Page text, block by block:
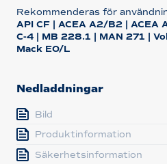
Rekommenderas för
API CF | ACEA A2/B2 | ACEA
C-4 | MB 228.1 | MAN 271 |
Mack EO/L
Nedladdningar
Bild
Produktinformation
Säkerhetsinformation